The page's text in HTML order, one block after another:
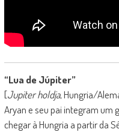
“Lua de Júpiter”
[Jupiter holdja, Hungria/
Aryan e seu pai integram um
chegar à Hungria a partir da